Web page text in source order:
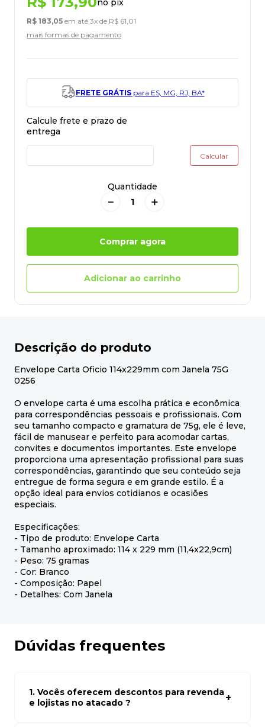
no pix
R$ 183,05 em até 3x de R$ 61,01
mais formas de pagamento
FRETE GRÁTISpara ES, MG, RJ, BA*
Quantidade
＋
－
Comprar agora
Adicionar ao carrinho
Descrição do produto
Envelope Carta Oficio 114x229mm com Janela 75G
0256
O envelope carta é uma escolha prática e econômica
para correspondências pessoais e profissionais. Com
seu tamanho compacto e gramatura de 75g, ele é leve,
fácil de manusear e perfeito para acomodar cartas,
convites e documentos importantes. Este envelope
proporciona uma apresentação profissional para suas
correspondências, garantindo que seu conteúdo seja
entregue de forma segura e em grande estilo. É a
opção ideal para envios cotidianos e ocasiões
especiais.
Especificações:
- Tipo de produto: Envelope Carta
- Tamanho aproximado: 114 x 229 mm (11,4x22,9cm)
- Peso: 75 gramas
- Cor: Branco
- Composição: Papel
- Detalhes: Com Janela
Dúvidas frequentes
1. Vocês oferecem descontos para revenda
e lojistas no atacado ?